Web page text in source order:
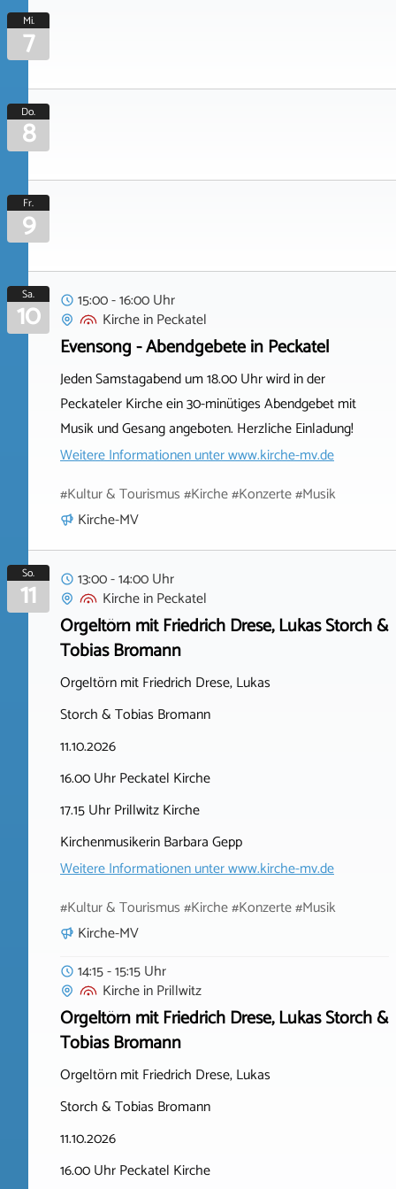
Mi.
7
Do.
8
Fr.
9
Sa.
10
15:00 - 16:00 Uhr
KircheinPeckatel
Evensong - Abendgebete in Peckatel
Jeden Samstagabend um 18.00 Uhr wird in der
Peckateler Kirche ein 30-minütiges Abendgebet mit
Musik und Gesang angeboten. Herzliche Einladung!
Weitere Informationen unterwww.kirche-mv.de
#Kultur & Tourismus #Kirche #Konzerte #Musik
Kirche-MV
So.
11
13:00 - 14:00 Uhr
KircheinPeckatel
Orgeltörn mit Friedrich Drese, Lukas Storch &
Tobias Bromann
Orgeltörn mit Friedrich Drese, Lukas
Storch & Tobias Bromann
11.10.2026
16.00 Uhr Peckatel Kirche
17.15 Uhr Prillwitz Kirche
Kirchenmusikerin Barbara Gepp
Weitere Informationen unterwww.kirche-mv.de
#Kultur & Tourismus #Kirche #Konzerte #Musik
Kirche-MV
14:15 - 15:15 Uhr
KircheinPrillwitz
Orgeltörn mit Friedrich Drese, Lukas Storch &
Tobias Bromann
Orgeltörn mit Friedrich Drese, Lukas
Storch & Tobias Bromann
11.10.2026
16.00 Uhr Peckatel Kirche